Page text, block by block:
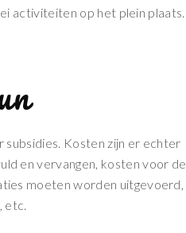
activiteiten op het plein plaats.
Kosten zijn er echter
en vervangen, kosten voor de
moeten worden uitgevoerd,
etc.